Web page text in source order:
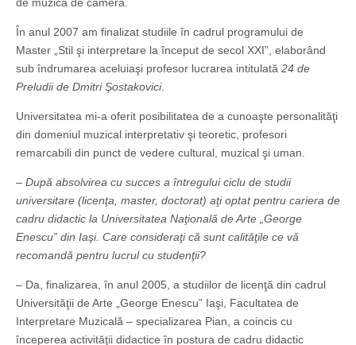
de muzică de cameră.
În anul 2007 am finalizat studiile în cadrul programului de
Master „Stil şi interpretare la început de secol XXI”, elaborând
sub îndrumarea aceluiaşi profesor lucrarea intitulată 24 de
Preludii de Dmitri Şostakovici.
Universitatea mi-a oferit posibilitatea de a cunoaşte personalităţi
din domeniul muzical interpretativ şi teoretic, profesori
remarcabili din punct de vedere cultural, muzical şi uman.
– După absolvirea cu succes a întregului ciclu de studii
universitare (licenţa, master, doctorat) aţi optat pentru cariera de
cadru didactic la Universitatea Naţională de Arte „George
Enescu” din Iaşi. Care consideraţi că sunt calităţile ce vă
recomandă pentru lucrul cu studenţii?
– Da, finalizarea, în anul 2005, a studiilor de licenţă din cadrul
Universităţii de Arte „George Enescu” Iaşi, Facultatea de
Interpretare Muzicală – specializarea Pian, a coincis cu
începerea activităţii didactice în postura de cadru didactic